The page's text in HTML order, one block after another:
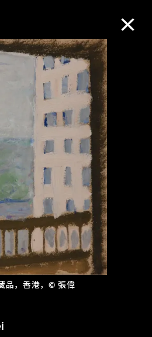
品，香港，© 張偉
藏品
十及二十一世纪视觉